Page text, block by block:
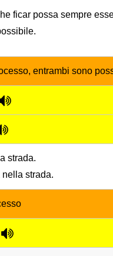
ficar possa sempre
entrambi sono
strada.
nella strada.